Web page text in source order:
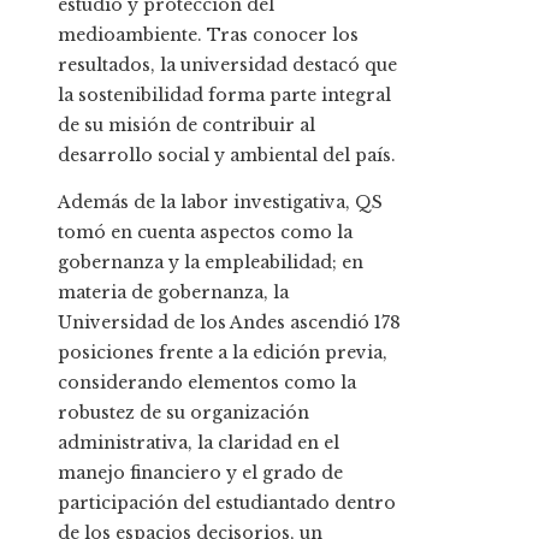
estudio y protección del
medioambiente. Tras conocer los
resultados, la universidad destacó que
la sostenibilidad forma parte integral
de su misión de contribuir al
desarrollo social y ambiental del país.
Además de la labor investigativa, QS
tomó en cuenta aspectos como la
gobernanza y la empleabilidad; en
materia de gobernanza, la
Universidad de los Andes ascendió 178
posiciones frente a la edición previa,
considerando elementos como la
robustez de su organización
administrativa, la claridad en el
manejo financiero y el grado de
participación del estudiantado dentro
de los espacios decisorios, un